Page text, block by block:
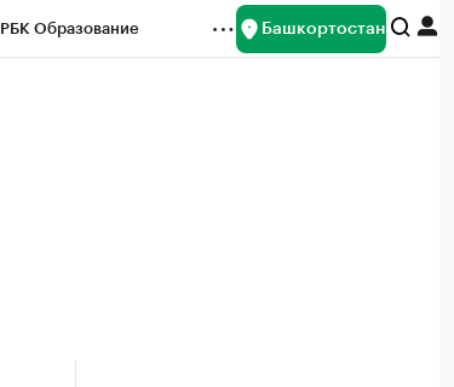
РБК Образование Башкортостан